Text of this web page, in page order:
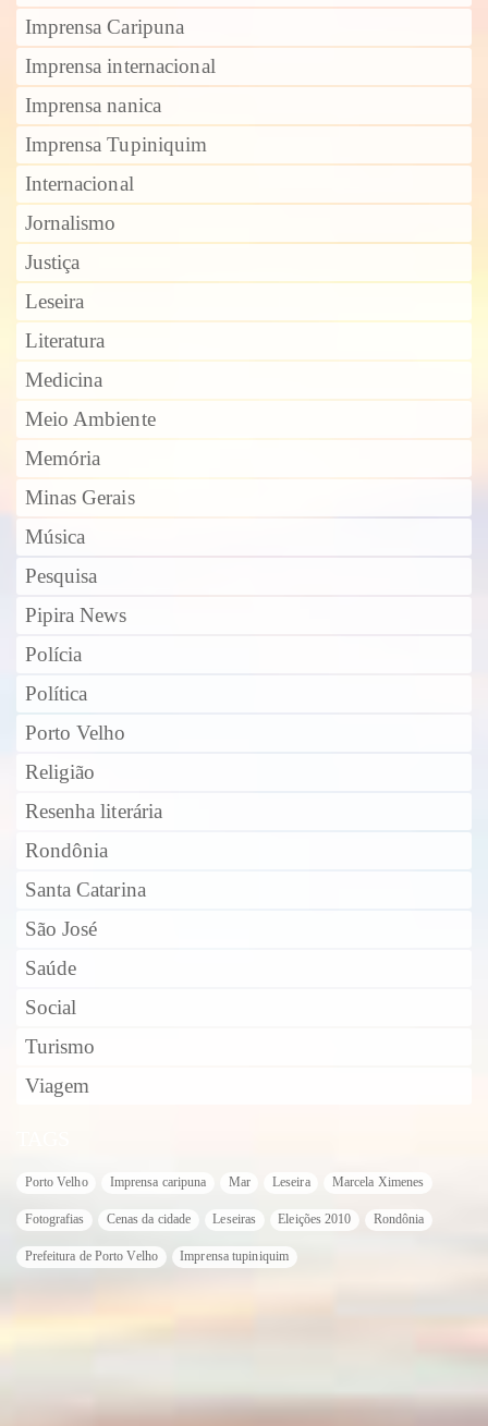
Imprensa Caripuna
Imprensa internacional
Imprensa nanica
Imprensa Tupiniquim
Internacional
Jornalismo
Justiça
Leseira
Literatura
Medicina
Meio Ambiente
Memória
Minas Gerais
Música
Pesquisa
Pipira News
Polícia
Política
Porto Velho
Religião
Resenha literária
Rondônia
Santa Catarina
São José
Saúde
Social
Turismo
Viagem
Porto Velho Imprensa caripuna Mar Leseira Marcela Ximenes
Fotografias Cenas da cidade Leseiras Eleições 2010 Rondônia
Prefeitura de Porto Velho Imprensa tupiniquim